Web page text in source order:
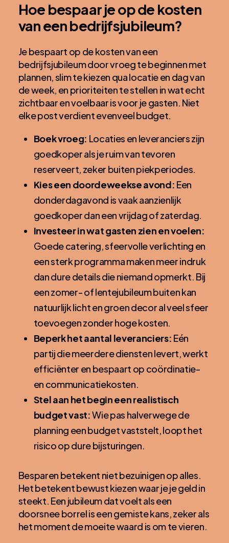
Hoe bespaar je op de kosten
van een bedrijfsjubileum?
Je bespaart op de kosten van een
bedrijfsjubileum door vroeg te beginnen met
plannen, slim te kiezen qua locatie en dag van
de week, en prioriteiten te stellen in wat echt
zichtbaar en voelbaar is voor je gasten. Niet
elke post verdient evenveel budget.
Boek vroeg: Locaties en leveranciers zijn
goedkoper als je ruim van tevoren
reserveert, zeker buiten piekperiodes.
Kies een doordeweekse avond: Een
donderdagavond is vaak aanzienlijk
goedkoper dan een vrijdag of zaterdag.
Investeer in wat gasten zien en voelen:
Goede catering, sfeervolle verlichting en
een sterk programma maken meer indruk
dan dure details die niemand opmerkt. Bij
een zomer- of lentejubileum buiten kan
natuurlijk licht en groen decor al veel sfeer
toevoegen zonder hoge kosten.
Beperk het aantal leveranciers: Eén
partij die meerdere diensten levert, werkt
efficiënter en bespaart op coördinatie-
en communicatiekosten.
Stel aan het begin een realistisch
budget vast:Wie pas halverwege de
planning een budget vaststelt, loopt het
risico op dure bijsturingen.
Besparen betekent niet bezuinigen op alles.
Het betekent bewust kiezen waar je je geld in
steekt. Een jubileum dat voelt als een
doorsnee borrel is een gemiste kans, zeker als
het moment de moeite waard is om te vieren.